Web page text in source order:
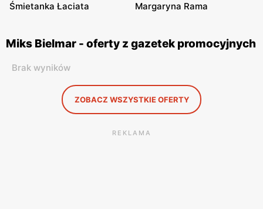
Śmietanka Łaciata
Margaryna Rama
Miks Bielmar - oferty z gazetek promocyjnych
Brak wyników
ZOBACZ WSZYSTKIE OFERTY
REKLAMA